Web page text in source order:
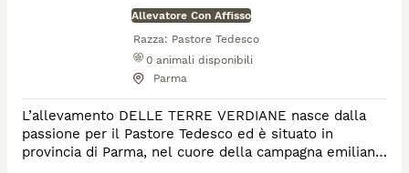
Allevatore Con Affisso
Razza: Pastore Tedesco
0 animali disponibili
Parma
L’allevamento DELLE TERRE VERDIANE nasce dalla
passione per il Pastore Tedesco ed è situato in
provincia di Parma, nel cuore della campagna emiliana.